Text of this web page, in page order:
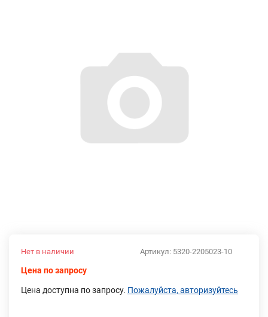
Артикул: 5320-2205023-10
Нет в наличии
Цена по запросу
Цена доступна по запросу. Пожалуйста, авторизуйтесь